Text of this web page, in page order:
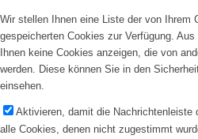
Wir stellen Ihnen eine Liste der von Ihrem
gespeicherten Cookies zur Verfügung.
Ihnen keine Cookies anzeigen, die von
werden. Diese können Sie in den
einsehen.
Aktivieren, damit die Nachrichtenleiste
alle Cookies, denen nicht zugestimmt